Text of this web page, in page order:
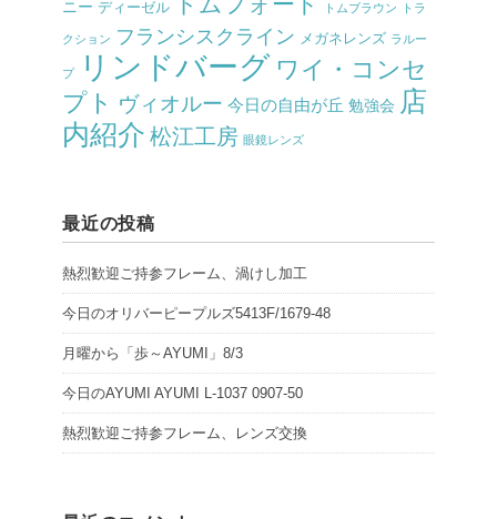
ニー ディーゼル トムブラウン トラ
クション フランシスクライン メガネレンズ ラルー
プ リンドバーグ ワイ・コンセ
プト ヴィオルー 今日の自由が丘 勉強会 店
内紹介 松江工房 眼鏡レンズ
最近の投稿
熱烈歓迎ご持参フレーム、渦けし加工
今日のオリバーピープルズ5413F/1679-48
月曜から「歩～AYUMI」8/3
今日のAYUMI AYUMI L-1037 0907-50
熱烈歓迎ご持参フレーム、レンズ交換